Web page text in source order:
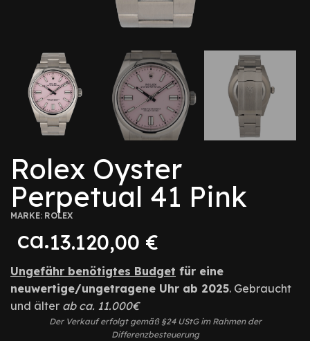
Rolex Oyster
Perpetual 41 Pink
MARKE: ROLEX
ca.13.120,00 €
Ungefähr benötigtes Budget für eine
neuwertige/ungetragene Uhr ab 2025. Gebraucht
und älter ab ca. 11.000€
Der Verkauf erfolgt gemäß §24 UStG im Rahmen der
Differenzbesteuerung